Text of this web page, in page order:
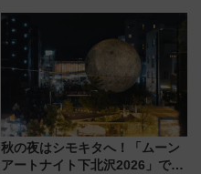
月7日限定 ソフトバンクホーク
スとコラボ
秋の夜はシモキタへ！「ムーン
アートナイト下北沢2026」でイ